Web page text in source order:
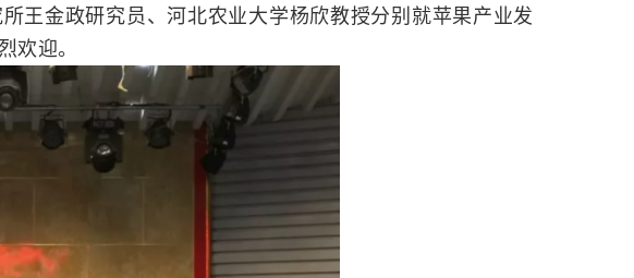
王金政研究员、河北农业大学杨欣教授分别就苹果产业发
欢迎。